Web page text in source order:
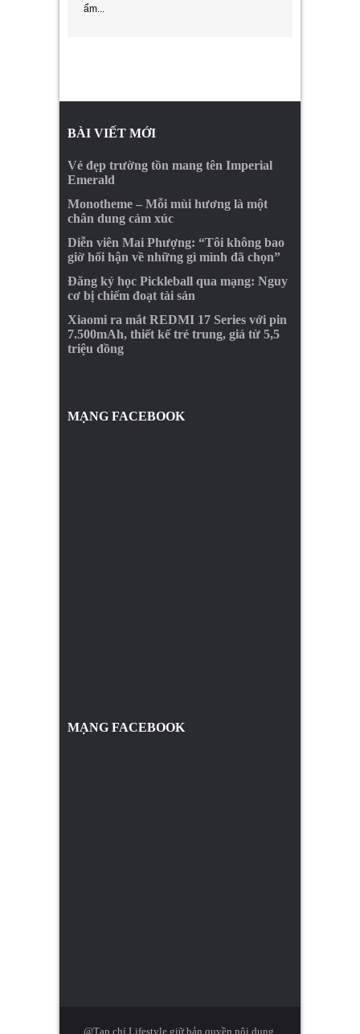
ẩm...
BÀI VIẾT MỚI
Vẻ đẹp trường tồn mang tên Imperial
Emerald
Monotheme – Mỗi mùi hương là một
chân dung cảm xúc
Diễn viên Mai Phượng: “Tôi không bao
giờ hối hận về những gì mình đã chọn”
Đăng ký học Pickleball qua mạng: Nguy
cơ bị chiếm đoạt tài sản
Xiaomi ra mắt REDMI 17 Series với pin
7.500mAh, thiết kế trẻ trung, giá từ 5,5
triệu đồng
MẠNG FACEBOOK
MẠNG FACEBOOK
@Tạp chí Lifestyle giữ bản quyền nội dung.